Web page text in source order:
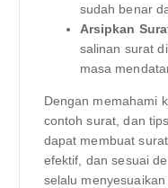
sudah benar
Arsipkan
salinan surat
masa
Dengan memahami
contoh surat, dan
dapat membuat
efektif, dan sesuai
selalu